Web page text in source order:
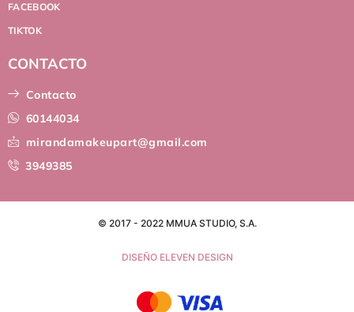
FACEBOOK
TIKTOK
CONTACTO
Contacto
60144034
mirandamakeupart@gmail.com
3949385
© 2017 - 2022 MMUA STUDIO, S.A.
DISEÑO ELEVEN DESIGN